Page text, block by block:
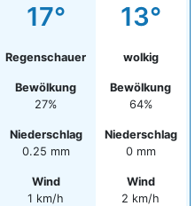
17°
Regenschauer
Bewölkung
27%
Niederschlag
0.25 mm
Wind
1 km/h
13°
wolkig
Bewölkung
64%
Niederschlag
0 mm
Wind
2 km/h